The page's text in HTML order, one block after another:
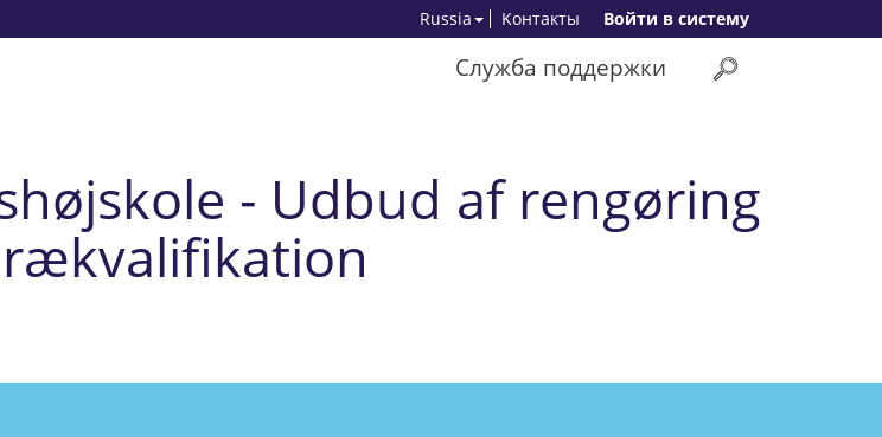
Bойти в систему
Kонтакты
Russia
Служба поддержки
- Udbud af rengøring